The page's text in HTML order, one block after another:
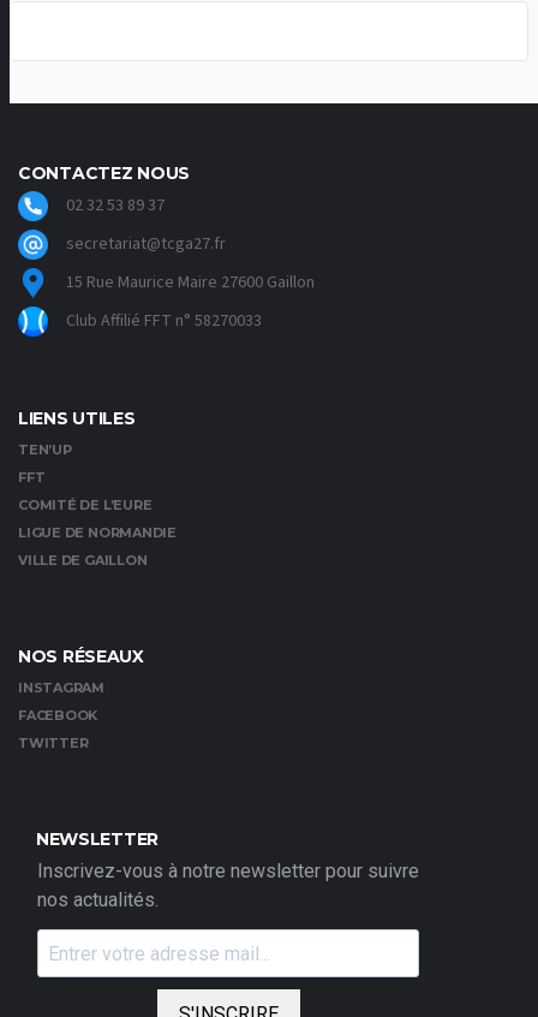
CONTACTEZ NOUS
02 32 53 89 37
secretariat@tcga27.fr
15 Rue Maurice Maire 27600 Gaillon
Club Affilié FFT n° 58270033
LIENS UTILES
TEN’UP
FFT
COMITÉ DE L’EURE
LIGUE DE NORMANDIE
VILLE DE GAILLON
NOS RÉSEAUX
INSTAGRAM
FACEBOOK
TWITTER
NEWSLETTER
Inscrivez-vous à notre newsletter pour suivre
nos actualités.